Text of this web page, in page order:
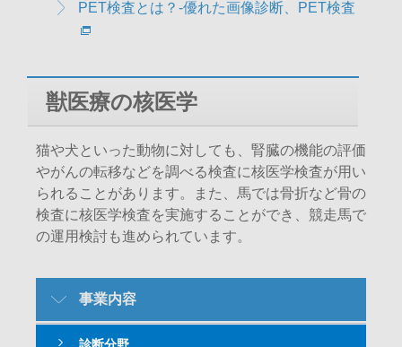
PET検査とは？-優れた画像診断、PET検査
獣医療の核医学
猫や犬といった動物に対しても、腎臓の機能の評価
やがんの転移などを調べる検査に核医学検査が用い
られることがあります。また、馬では骨折など骨の
検査に核医学検査を実施することができ、競走馬で
の運用検討も進められています。
Business事業内容